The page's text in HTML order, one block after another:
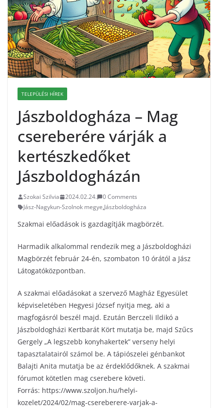
TELEPÜLÉSI HÍREK
Jászboldogháza – Mag
csereberére várják a
kertészkedőket
Jászboldogházán
Szokai Szilvia 2024.02.24.
0 Comments
Jász-Nagykun-Szolnok megye,Jászboldogháza
Szakmai előadások is gazdagítják magbörzét.
Harmadik alkalommal rendezik meg a Jászboldogházi
Magbörzét február 24-én, szombaton 10 órától a Jász
Látogatóközpontban.
A szakmai előadásokat a szervező Magház Egyesület
képviseletében Hegyesi József nyitja meg, aki a
magfogásról beszél majd. Ezután Berczeli Ildikó a
Jászboldogházi Kertbarát Kört mutatja be, majd Szűcs
Gergely „A legszebb konyhakertek” verseny helyi
tapasztalatairól számol be. A tápiószelei génbankot
Balajti Anita mutatja be az érdeklődőknek. A szakmai
fórumot kötetlen mag cserebere követi.
Forrás: https://www.szoljon.hu/helyi-
kozelet/2024/02/mag-csereberere-varjak-a-